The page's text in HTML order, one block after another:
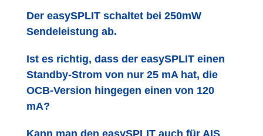
Der easySPLIT schaltet bei 250mW
Sendeleistung ab.
Ist es richtig, dass der easySPLIT einen
Standby-Strom von nur 25 mA hat, die
OCB-Version hingegen einen von 120
mA?
Kann man den easySPLIT auch für AIS